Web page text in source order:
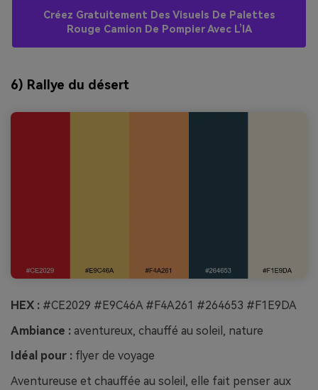
Créez Gratuitement Des Visuels De Palettes
Rouge Camion De Pompier Avec L’IA
6) Rallye du désert
HEX : #CE2029 #E9C46A #F4A261 #264653 #F1E9DA
Ambiance : aventureux, chauffé au soleil, nature
Idéal pour : flyer de voyage
Aventureuse et chauffée au soleil, elle fait penser aux